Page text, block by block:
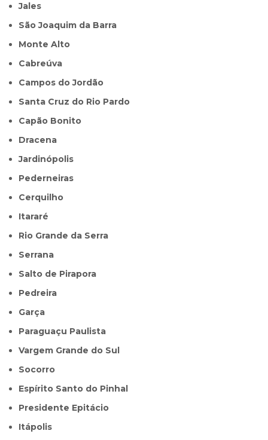
Jales
São Joaquim da Barra
Monte Alto
Cabreúva
Campos do Jordão
Santa Cruz do Rio Pardo
Capão Bonito
Dracena
Jardinópolis
Pederneiras
Cerquilho
Itararé
Rio Grande da Serra
Serrana
Salto de Pirapora
Pedreira
Garça
Paraguaçu Paulista
Vargem Grande do Sul
Socorro
Espírito Santo do Pinhal
Presidente Epitácio
Itápolis